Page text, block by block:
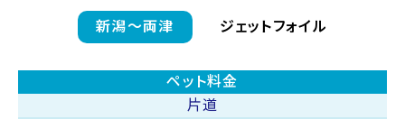
新潟〜両津 ジェットフォイル
ペット料金
片道